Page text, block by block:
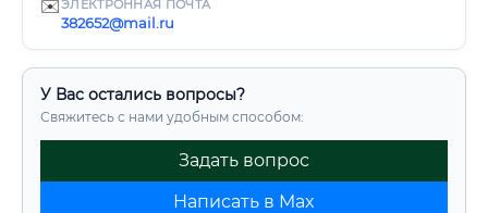
✉️ЭЛЕКТРОННАЯ ПОЧТА
382652@mail.ru
У Вас остались вопросы?
Свяжитесь с нами удобным способом:
Задать вопрос
Написать в Max